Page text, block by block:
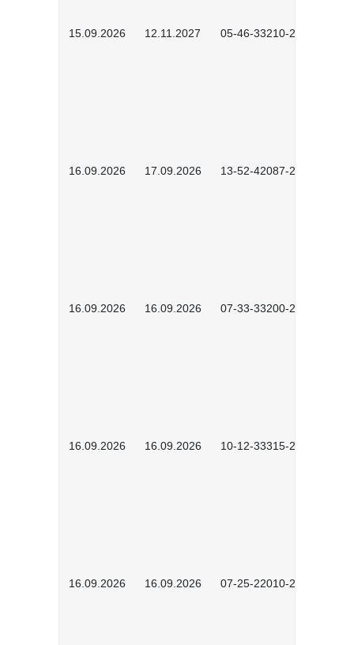
15.09.2026 12.11.2027 05-46-33210-2601
16.09.2026 17.09.2026 13-52-42087-2601
16.09.2026 16.09.2026 07-33-33200-2601
16.09.2026 16.09.2026 10-12-33315-2603
16.09.2026 16.09.2026 07-25-22010-2603